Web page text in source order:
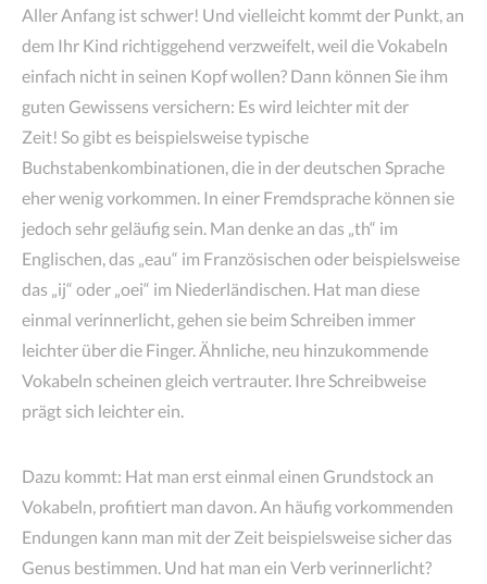
Aller Anfang ist schwer! Und vielleicht kommt der Punkt, an
dem Ihr Kind richtiggehend verzweifelt, weil die Vokabeln
einfach nicht in seinen Kopf wollen? Dann können Sie ihm
guten Gewissens versichern: Es wird leichter mit der
Zeit! So gibt es beispielsweise typische
Buchstabenkombinationen, die in der deutschen Sprache
eher wenig vorkommen. In einer Fremdsprache können sie
jedoch sehr geläufig sein. Man denke an das „th“ im
Englischen, das „eau“ im Französischen oder beispielsweise
das „ij“ oder „oei“ im Niederländischen. Hat man diese
einmal verinnerlicht, gehen sie beim Schreiben immer
leichter über die Finger. Ähnliche, neu hinzukommende
Vokabeln scheinen gleich vertrauter. Ihre Schreibweise
prägt sich leichter ein.
Dazu kommt: Hat man erst einmal einen Grundstock an
Vokabeln, profitiert man davon. An häufig vorkommenden
Endungen kann man mit der Zeit beispielsweise sicher das
Genus bestimmen. Und hat man ein Verb verinnerlicht?